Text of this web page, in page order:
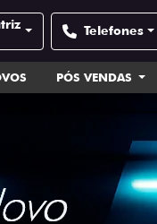
Telefones
PÓS VENDAS